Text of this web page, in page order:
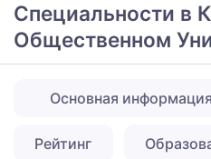
Специальности в
Общественном
Основная информация
Рейтинг